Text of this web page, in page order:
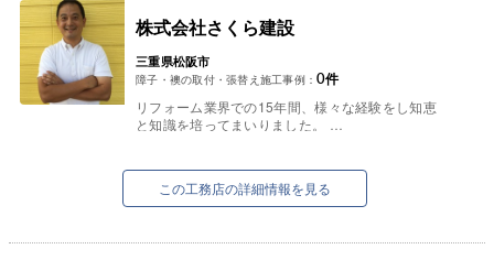
株式会社さくら建設
三重県松阪市
障子・襖の取付・張替え施工事例： 0件
リフォーム業界での15年間、様々な経験をし知恵
と知識を培ってまいりました。
この工務店の詳細情報を見る